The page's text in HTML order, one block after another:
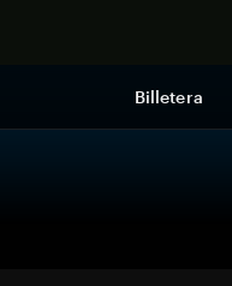
Billetera